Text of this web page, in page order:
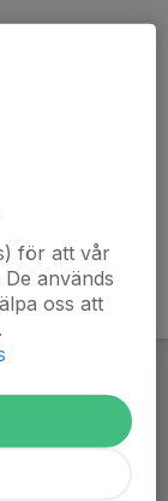
för att vår
används
oss att